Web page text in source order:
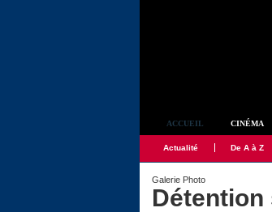
ACCUEIL CINÉMA
Actualité De A à Z
Galerie Photo
Détention